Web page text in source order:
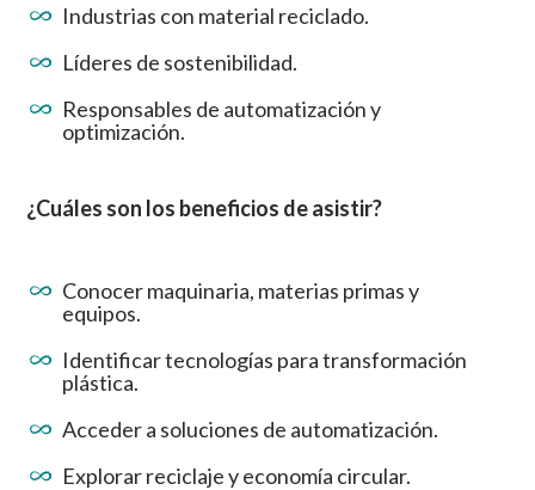
Industrias con material reciclado.
Líderes de sostenibilidad.
Responsables de automatización y
optimización.
¿Cuáles son los beneficios de asistir?
Conocer maquinaria, materias primas y
equipos.
Identificar tecnologías para transformación
plástica.
Acceder a soluciones de automatización.
Explorar reciclaje y economía circular.